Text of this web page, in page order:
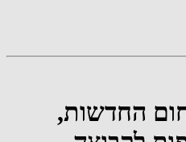
החדשות,